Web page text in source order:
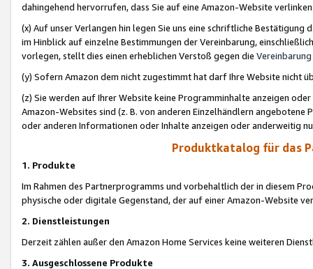
dahingehend hervorrufen, dass Sie auf eine Amazon-Website
(x) Auf unser Verlangen hin legen Sie uns eine schriftliche
im Hinblick auf einzelne Bestimmungen der Vereinbarung,
vorlegen, stellt dies einen erheblichen Verstoß gegen die Vereinbarung
(y) Sofern Amazon dem nicht zugestimmt hat darf Ihre Website nicht
(z) Sie werden auf Ihrer Website keine Programminhalte anzeigen
Amazon-Websites sind (z. B. von anderen Einzelhändlern
oder anderen Informationen oder Inhalte anzeigen oder anderweitig
Produktkatalog für das
1. Produkte
Im Rahmen des Partnerprogramms und vorbehaltlich der in diesem
physische oder digitale Gegenstand, der auf einer Amazon-Website
2. Dienstleistungen
Derzeit zählen außer den Amazon Home Services keine weiteren
3. Ausgeschlossene Produkte